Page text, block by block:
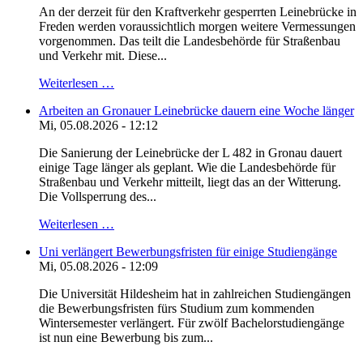
An der derzeit für den Kraftverkehr gesperrten Leinebrücke in
Freden werden voraussichtlich morgen weitere Vermessungen
vorgenommen. Das teilt die Landesbehörde für Straßenbau
und Verkehr mit. Diese...
Weiterlesen …
Arbeiten an Gronauer Leinebrücke dauern eine Woche länger
Mi, 05.08.2026 - 12:12
Die Sanierung der Leinebrücke der L 482 in Gronau dauert
einige Tage länger als geplant. Wie die Landesbehörde für
Straßenbau und Verkehr mitteilt, liegt das an der Witterung.
Die Vollsperrung des...
Weiterlesen …
Uni verlängert Bewerbungsfristen für einige Studiengänge
Mi, 05.08.2026 - 12:09
Die Universität Hildesheim hat in zahlreichen Studiengängen
die Bewerbungsfristen fürs Studium zum kommenden
Wintersemester verlängert. Für zwölf Bachelorstudiengänge
ist nun eine Bewerbung bis zum...